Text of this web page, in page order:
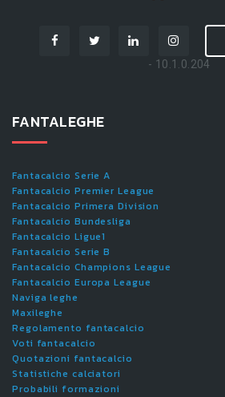
- 10.1.0.204
FANTALEGHE
Fantacalcio Serie A
Fantacalcio Premier League
Fantacalcio Primera Division
Fantacalcio Bundesliga
Fantacalcio Ligue1
Fantacalcio Serie B
Fantacalcio Champions League
Fantacalcio Europa League
Naviga leghe
Maxileghe
Regolamento fantacalcio
Voti fantacalcio
Quotazioni fantacalcio
Statistiche calciatori
Probabili formazioni